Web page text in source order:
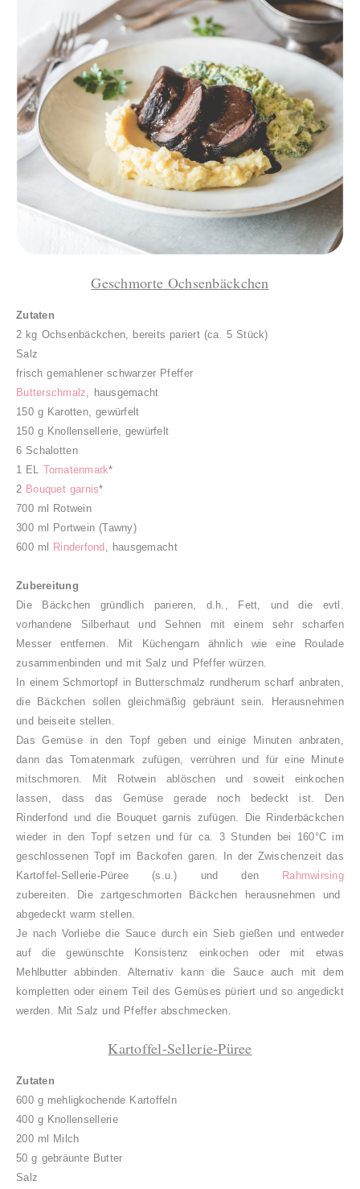
Geschmorte Ochsenbäckchen
Zutaten
2 kg Ochsenbäckchen, bereits pariert (ca. 5 Stück)
Salz
frisch gemahlener schwarzer Pfeffer
Butterschmalz, hausgemacht
150 g Karotten, gewürfelt
150 g Knollensellerie, gewürfelt
6 Schalotten
1 EL Tomatenmark*
2 Bouquet garnis*
700 ml Rotwein
300 ml Portwein (Tawny)
600 ml
Rinderfond , hausgemacht
Zubereitung
Die Bäckchen gründlich parieren, d.h., Fett, und die evtl.
vorhandene Silberhaut und Sehnen mit einem sehr scharfen
Messer entfernen. Mit Küchengarn ähnlich wie eine Roulade
zusammenbinden und mit Salz und Pfeffer würzen.
In einem Schmortopf in Butterschmalz rundherum scharf anbraten,
die Bäckchen sollen gleichmäßig gebräunt sein. Herausnehmen
und beiseite stellen.
Das Gemüse in den Topf geben und einige Minuten anbraten,
dann das Tomatenmark zufügen, verrühren und für eine Minute
mitschmoren. Mit Rotwein ablöschen und soweit einkochen
lassen, dass das Gemüse gerade noch bedeckt ist. Den
Rinderfond und die Bouquet garnis zufügen. Die Rinderbäckchen
wieder in den Topf setzen und für ca. 3 Stunden bei 160°C im
geschlossenen Topf im Backofen garen. In der Zwischenzeit das
Kartoffel-Sellerie-Püree (s.u.) und den
Rahmwirsing
zubereiten.
Die zartgeschmorten Bäckchen herausnehmen und
abgedeckt warm stellen.
Je nach Vorliebe die Sauce durch ein Sieb gießen und entweder
auf die gewünschte Konsistenz einkochen oder mit etwas
Mehlbutter abbinden. Alternativ kann die Sauce auch mit dem
kompletten oder einem Teil des Gemüses püriert und so angedickt
werden. Mit Salz und Pfeffer abschmecken.
Kartoffel-Sellerie-Püree
Zutaten
600 g mehligkochende Kartoffeln
400 g Knollensellerie
200 ml Milch
50 g gebräunte Butter
Salz